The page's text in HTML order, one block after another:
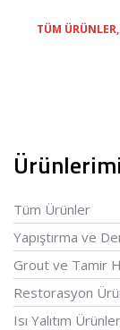
Tüm Ürünler
Yapıştırma ve
Grout ve Tamir
Restorasyon
Isı Yalıtım
TÜM ÜRÜNLER